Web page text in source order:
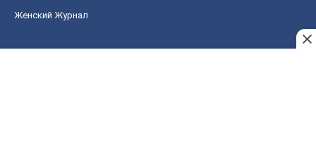
Женский Журнал